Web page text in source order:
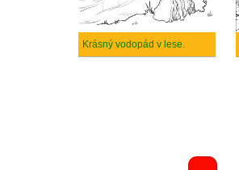
Krásný vodopád v lese.